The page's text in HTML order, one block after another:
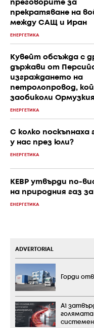
преговорите за
прекратяване на
между САЩ и Иран
ЕНЕРГЕТИКА
Кувейт обсъжда с
държави от
изграждането на
петролопровод,
заобиколи
ЕНЕРГЕТИКА
С колко поскъпнаха
у нас през юли?
ЕНЕРГЕТИКА
КЕВР утвърди по-
на природния газ
ЕНЕРГЕТИКА
ADVERTORIAL
Горди
А1
голямата